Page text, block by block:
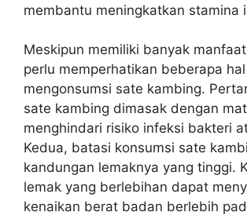
membantu meningkatkan stamina
Meskipun memiliki banyak
perlu memperhatikan beberapa
mengonsumsi sate kambing.
sate kambing dimasak dengan
menghindari risiko infeksi bakteri
Kedua, batasi konsumsi sate
kandungan lemaknya yang tinggi.
lemak yang berlebihan dapat
kenaikan berat badan berlebih